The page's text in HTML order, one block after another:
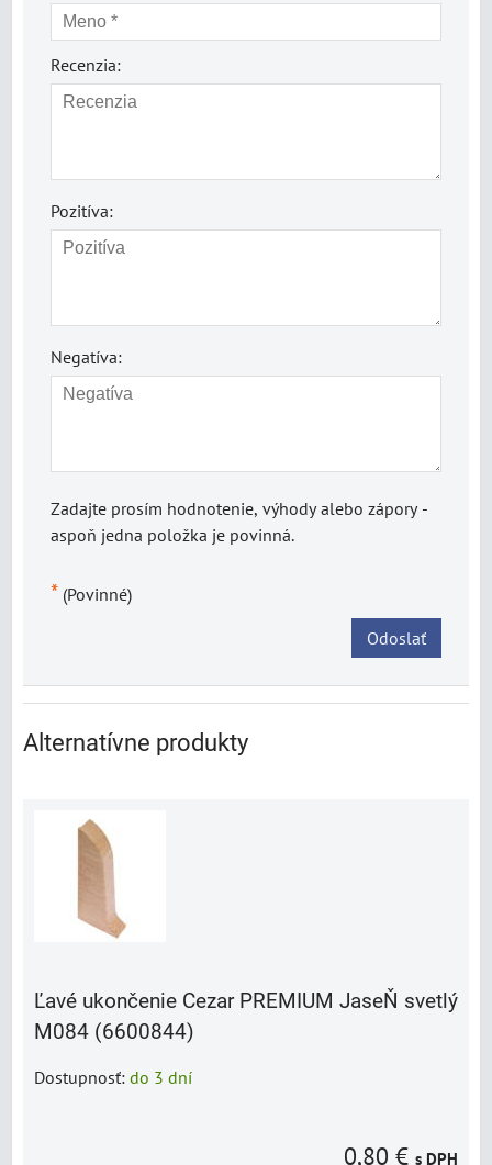
Recenzia:
Pozitíva:
Negatíva:
Zadajte prosím hodnotenie, výhody alebo zápory -
aspoň jedna položka je povinná.
* (Povinné)
Odoslať
Alternatívne produkty
Ľavé ukončenie Cezar PREMIUM JaseŇ svetlý
M084 (6600844)
Dostupnosť: do 3 dní
0,80 € s DPH